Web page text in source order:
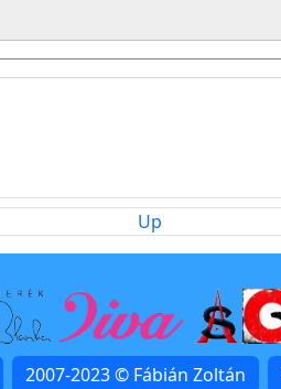
Up
2007-2023 © Fábián Zoltán